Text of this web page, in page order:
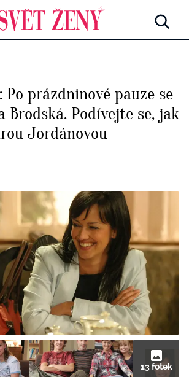
BurdaMedia
Extra
SVĚT ŽENY - 599 KČ
ROČNÍ PŘEDPLATNÉ SVĚT ŽENY +
SADA PRODUKTŮ MANA (10 ks)
Po prázdninové pauze se
Brodská. Podívejte se, jak
Jordánovou
13 fotek